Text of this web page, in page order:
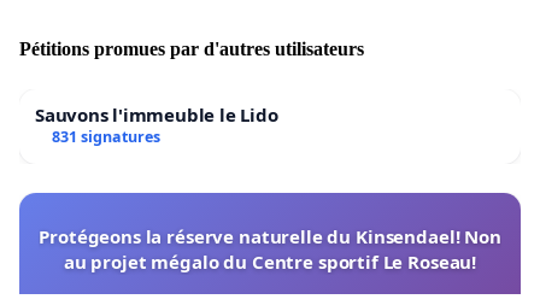
Pétitions promues par d'autres utilisateurs
Sauvons l'immeuble le Lido
831 signatures
Protégeons la réserve naturelle du Kinsendael! Non
au projet mégalo du Centre sportif Le Roseau!